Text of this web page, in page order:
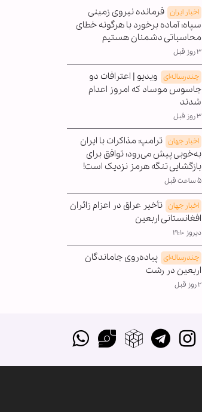
اخبار ایران فرمانده نیروی زمینی
سپاه: آماده برخورد با هرگونه خطای
محاسباتی دشمنان هستیم
۳ روز قبل
چندرسانه‌ای ویدیو | اعترافات دو
جاسوس موساد که امروز اعدام
شدند
۳ روز قبل
اخبار جهان ترامپ: مذاکرات با ایران
به‌خوبی پیش می‌رود؛ توافق برای
بازگشایی تنگه هرمز نزدیک است!
۵ ساعت قبل
اخبار جهان تأخیر عراق در اعزام زائران
افغانستانی اربعین
دیروز ۱۹:۱۰
چندرسانه‌ای پیاده‌روی جاماندگان
اربعین در رشت
۲ روز قبل